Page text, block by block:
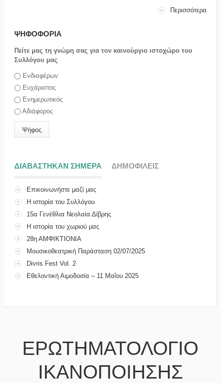
Περισσότερα
ΨΗΦΟΦΟΡΙΑ
Πείτε μας τη γνώμη σας για τον καινούργιο ιστοχώρο του
Συλλόγου μας
Επιλογές
Ενδιαφέρων
Ευχάριστος
Ενημερωτικός
Αδιάφορος
ΔΙΑΒΑΣΤΗΚΑΝ ΣΗΜΕΡΑ (ΕΝΕΡΓΗ ΚΑΡΤΕΛΑ)
ΔΗΜΟΦΙΛΕΙΣ
Επικοινωνήστε μαζί μας
Η ιστορία του Συλλόγου
15α Γενέθλια Νεολαία Δίβρης
Η ιστορία του χωριού μας
28η ΑΜΦΙΚΤΙΟΝΙΑ
Μουσικοθεατρική Παράσταση 02/07/2025
Divris Fest Vol. 2
Εθελοντική Αιμοδοσία – 11 Μαΐου 2025
ΕΡΩΤΗΜΑΤΟΛΟΓΙΟ
ΙΚΑΝΟΠΟΙΗΣΗΣ